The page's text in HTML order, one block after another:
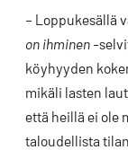
– Loppukesällä
on ihminen -
köyhyyden
mikäli lasten
että heillä ei ole
taloudellista